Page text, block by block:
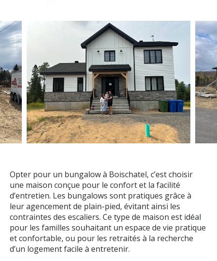
Opter pour un bungalow à Boischatel, c’est choisir
une maison conçue pour le confort et la facilité
d’entretien. Les bungalows sont pratiques grâce à
leur agencement de plain-pied, évitant ainsi les
contraintes des escaliers. Ce type de maison est idéal
pour les familles souhaitant un espace de vie pratique
et confortable, ou pour les retraités à la recherche
d’un logement facile à entretenir.